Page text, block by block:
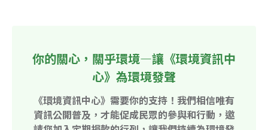
你的關心，關乎環境—讓《環境資訊中
心》為環境發聲
《環境資訊中心》需要你的支持！我們相信唯有
資訊公開普及，才能促成民眾的參與和行動，邀